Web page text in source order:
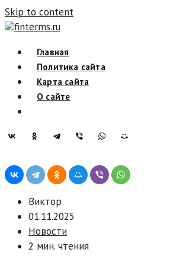
Skip to content
finterms.ru
Главная
Политика сайта
Карта сайта
О сайте
Виктор
01.11.2025
Новости
2 мин. чтения